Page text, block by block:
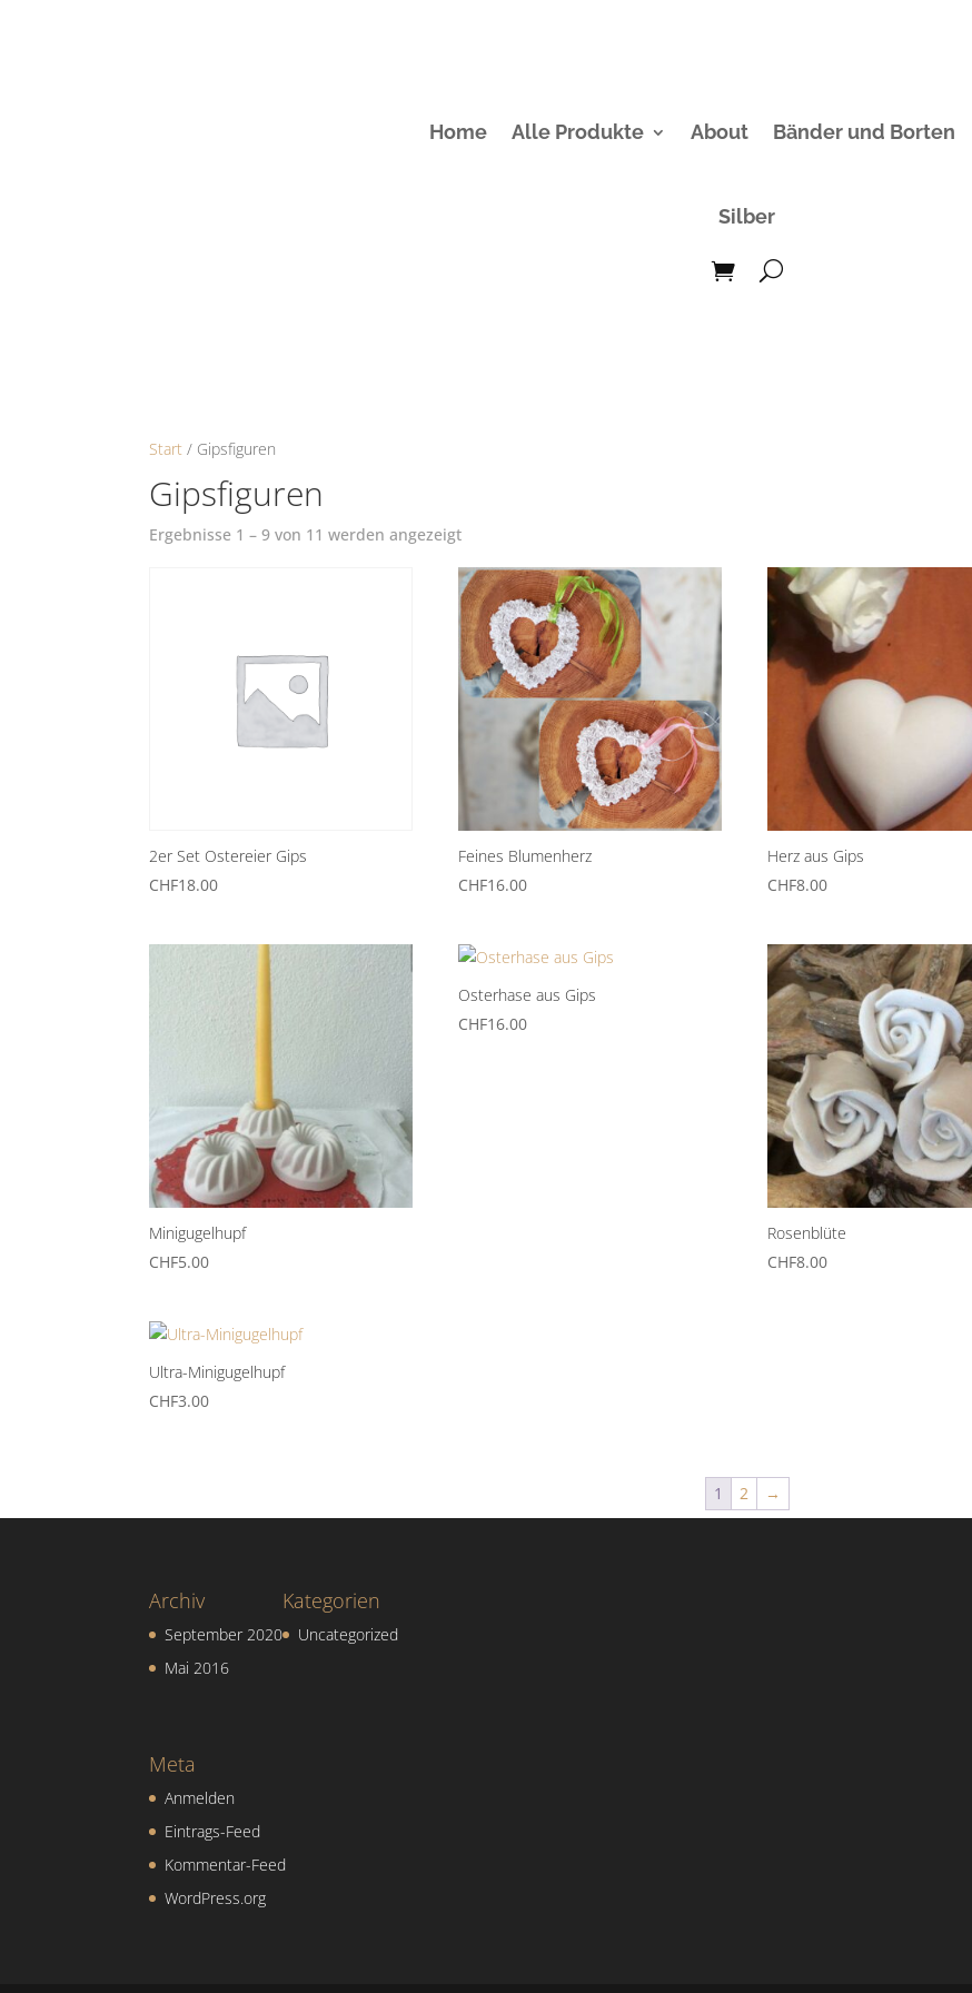
Home Alle Produkte About Bänder und Borten
Silber
Start / Gipsfiguren
Gipsfiguren
Ergebnisse 1 – 9 von 11 werden angezeigt
2er Set Ostereier Gips
CHF18.00
Feines Blumenherz
CHF16.00
Herz aus Gips
CHF8.00
Minigugelhupf
CHF5.00
Osterhase aus Gips
CHF16.00
Rosenblüte
CHF8.00
Ultra-Minigugelhupf
CHF3.00
1 2 →
Archiv
September 2020
Mai 2016
Kategorien
Uncategorized
Meta
Anmelden
Eintrags-Feed
Kommentar-Feed
WordPress.org